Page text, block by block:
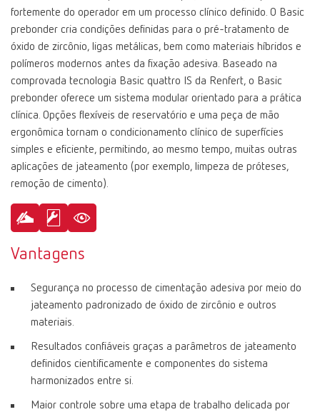
fortemente do operador em um processo clínico definido. O Basic
prebonder cria condições definidas para o pré-tratamento de
óxido de zircônio, ligas metálicas, bem como materiais híbridos e
polímeros modernos antes da fixação adesiva. Baseado na
comprovada tecnologia Basic quattro IS da Renfert, o Basic
prebonder oferece um sistema modular orientado para a prática
clínica. Opções flexíveis de reservatório e uma peça de mão
ergonômica tornam o condicionamento clínico de superfícies
simples e eficiente, permitindo, ao mesmo tempo, muitas outras
aplicações de jateamento (por exemplo, limpeza de próteses,
remoção de cimento).
Vantagens
Segurança no processo de cimentação adesiva por meio do
jateamento padronizado de óxido de zircônio e outros
materiais.
Resultados confiáveis graças a parâmetros de jateamento
definidos cientificamente e componentes do sistema
harmonizados entre si.
Maior controle sobre uma etapa de trabalho delicada por